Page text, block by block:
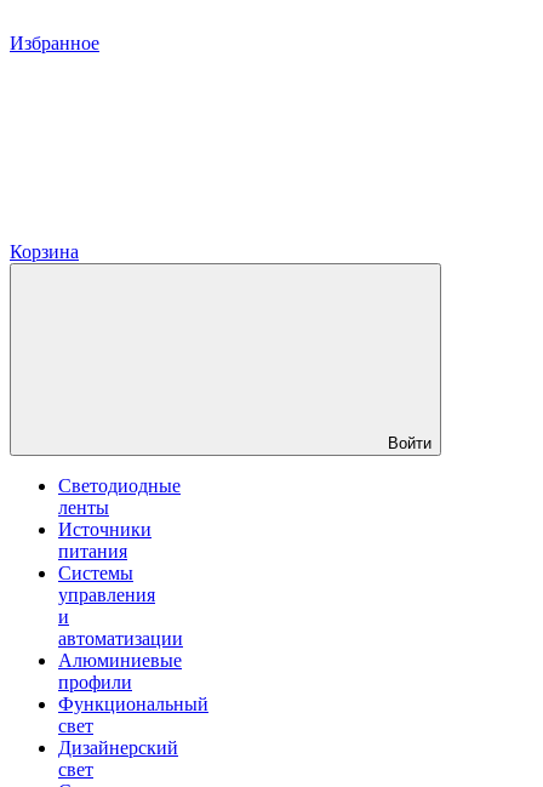
Избранное
Корзина
Войти
Светодиодные
ленты
Источники
питания
Системы
управления
и
автоматизации
Алюминиевые
профили
Функциональный
свет
Дизайнерский
свет